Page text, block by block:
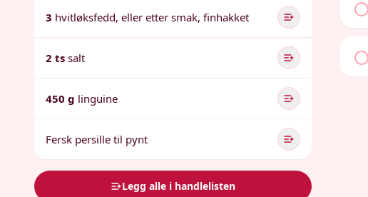
3 hvitløksfedd, eller etter smak, finhakket
2 ts salt
450 g linguine
Fersk persille til pynt
Legg alle i handlelisten